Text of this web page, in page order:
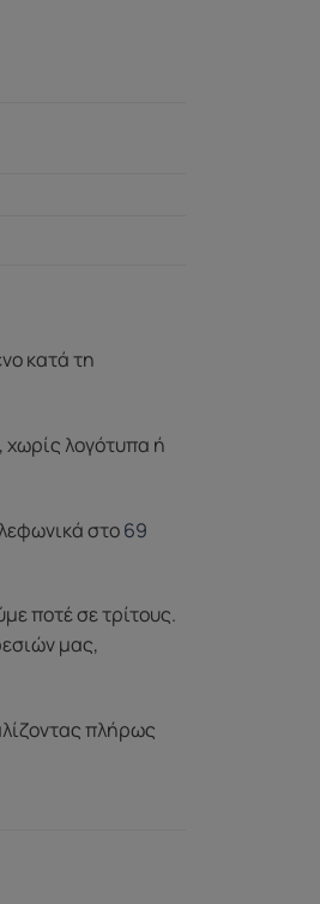
κατά τη
χωρίς λογότυπα ή
στο69
ποτέ σε τρίτους.
μας,
πλήρως